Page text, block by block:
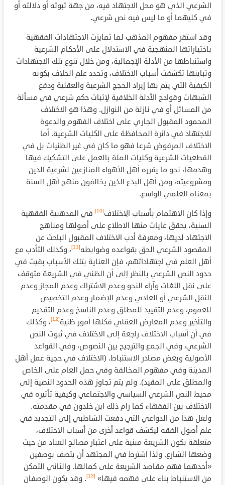
الشرعي الذي هو محل الاجتهاد فيه، من جهة ثبوته أو دلالته أو
في كليهما أو ما ليس فيه نص شرعي.
وقد استقر مفهوم المذهب لما تمايزت الاجتهادات الفقهية
باختياراتها المنهجية في الاستدلال على الأحكام الشرعية
واستنباطها من الأدلة الإجمالية، ومن خلال تنوع تلك الاجتهادات
وتباينها تكشفت أسباب الاختلاف، وتحدد علم الخلاف بكونه
الكيفية التي يتم بها إيراد الحجج الشرعية والعقلية ودفع
الشبهات وقوادح الأدلة الخلافية لإثبات حكم شرعي في مسألة
من المسائل أو في نازلة من النوازل. وهذا هو الاختلاف
المحمود المقبول الجاري على اختلاف الفهوم والدعوة
للاجتهاد في دائرة المحافظة على الكليات الشرعية. أما
الاختلاف المرفوض شرعا فهو ما كان في غير الظنيات بل في
القطعيات الشرعية وكليات الملة بالعمل على التشكيك فيها
وهدمها، نحو ما يقرره أهل الأهواء المنازعين لشرعية الدين
ومشروعيته، ومن أهل البدع الذين يخالفون منهج أهل السنة
بمعناه العلمي الواسع.
وإذا كان الاهتمام بأسباب الِاختلاف[10]
في المذهبية الفقهية
السنية، يحقق غايات منها الاطلاع على أصولها ومناهج
الاجتهاد لديها، ومعرفة أدب الاختلاف المقبول الباحث عن
المقصود الشرعي الحق بقواعده وضوابطه[11]
، وكذلك التأدب مع
أهل العلم في اجتهاداتهم، فإن العناية بتلك الأسباب بقيت في
حدود النص الشرعي بالنظر إلى أن الظني في الشريعة متوقف
على نقل اللغات وآراء النحو وعدم الاشتراك وعدم المجاز وعدم
النقل الشرعي أو العادي وعدم الإضمار وعدم التخصيص
للعموم، وعدم التقييد للمطلق وعدم الناسخ وعدم التقديم
والتأخير وعدم المعارض العقلي فكلها أمور ظنية[12]
، وكذلك
في أن أسباب الاختلاف راجعة إلى الاختلاف في ثبوت النص
الشرعي، وفي الجمع والترجيح بين النصوص، وفي القواعد
الأصولية وبعض مصادر الاستنباط. (الاختلاف في حجية عمل أهل
المدينة وفي مفهوم المخالفة وفي حمل العام على الخاص
والمطلق على المقيد). ولم يتم تجاوز هذه الحدود النصية إلى
محيط النص الشرعي السياسي والاجتماعي وكيفية تأثيره في
الاختلاف بين الفقهاء كما رام ذلك ابن خلدون في مقدمته.
ولعل هذا من الدواعي التي دفعت الشاطبي إلى التجديد في
علم أصول الفقه ليكشف قواعد أخرى من أسباب الاختلاف،
متعلقة بكون الشريعة مبنية على اعتبار مصالح العباد من حيث
وضعها الشارع. ولذا اشترط في المجتهد أن يتصف بوصفين
«أحدهما فهم مقاصد الشريعة على كمالها. والثاني التمكن
من الاستنباط بناء على فهمه فيها» [13]
. وقد يكون الوصفان